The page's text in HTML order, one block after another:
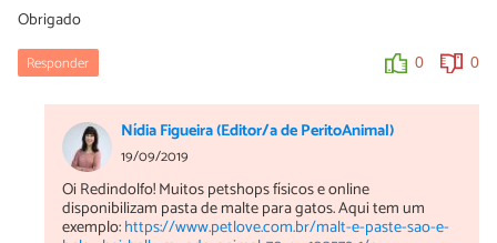
Obrigado
Responder 0 0
Nídia Figueira (Editor/a de PeritoAnimal)
19/09/2019
Oi Redindolfo! Muitos petshops físicos e online
disponibilizam pasta de malte para gatos. Aqui tem um
exemplo:https://www.petlove.com.br/malt-e-paste-sao-e-